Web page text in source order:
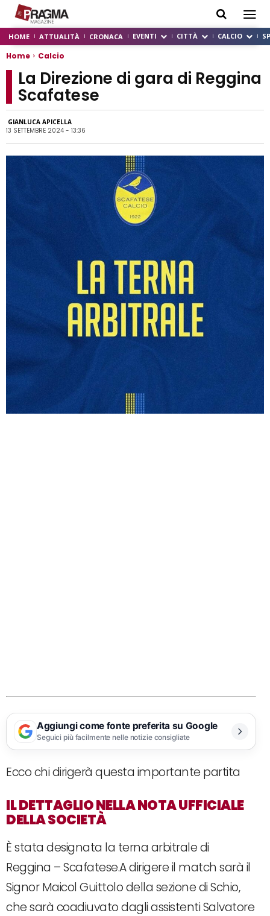
HOME ATTUALITÀ CRONACA EVENTI CITTÀ CALCIO
Home Calcio
La Direzione di gara di Reggina
Scafatese
GIANLUCA APICELLA
13 SETTEMBRE 2024 - 13:36
Aggiungi come fonte preferita su Google
Seguici più facilmente nelle notizie consigliate
Ecco chi dirigerà questa importante partita
IL DETTAGLIO NELLA NOTA UFFICIALE
DELLA SOCIETÀ
È stata designata la terna arbitrale di
Reggina – Scafatese.A dirigere il match sarà il
Signor Maicol Guittolo della sezione di Schio,
che sarà coadiuvato dagli assistenti Salvatore